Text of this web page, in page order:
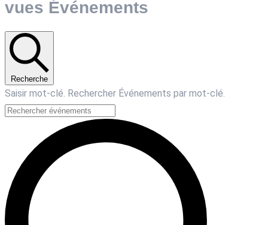
vues Événements
Recherche
Saisir mot-clé. Rechercher Événements par mot-clé.